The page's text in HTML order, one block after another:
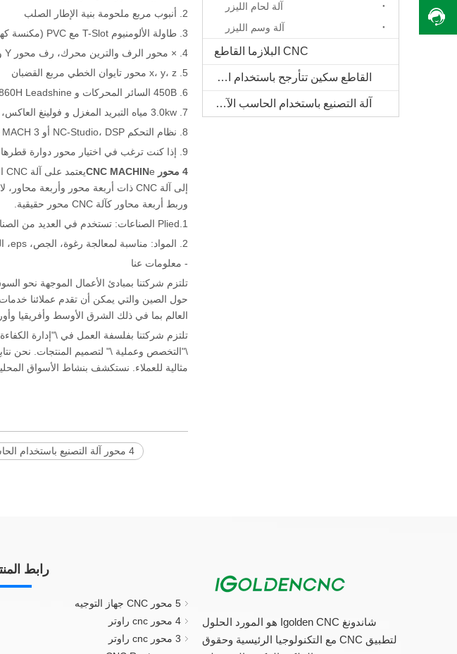
2. أنبوب مربع ملحومة بنية الإطار الصلب
3. طاولة الألومنيوم T-Slot مع PVC (مكنسة كهربائية مع مضخة فراغ اختيارية)
4. × محور الرف والترين محرك، رف محور Y وقيادة بترول و z محور الكرة المسمار
5. x، y، z محور تايوان الخطي مربع القضبان
6. 450B السائر المحركات و MA860H Leadshine سائق أو محرك سيرفو وسائق
7. 3.0kw مياه التبريد المغزل و فولينغ العاكس، مغزل أخرى اختياري
8. نظام التحكم NC-Studio، DSP أو MACH 3 هو اختياري
9. إذا كنت ترغب في اختيار محور دوارة قطرها 300 مم، فإن جهاز توجيه المحور الروتاري الجانبي هو اختيار جيد
4 محور CNC MACHIN
e
وربط أربعة محاور كآلة CNC محور حقيقية.
1.Plied الصناعات: تستخدم في العديد من الصناعات، مثل تصميم النموذج الصناعي، الإعلان، الفن، البناء والعديد من الصناعات الأخرى.
2. المواد: مناسبة لمعالجة رغوة، الجص، eps، الخشب، والعديد من المواد الأخرى.
- معلومات عنا
حول الصين والتي يمكن أن تقدم عملائنا خدمات
العالم بما في ذلك الشرق الأوسط وأفريقيا
تلتزم شركتنا بفلسفة العمل في \"إدارة
\"التخصص وعملية \" لتصميم المنتجات. نحن
مثالية للعملاء. نستكشف بنشاط الأسواق
4 محور آلة التصنيع باستخدام الحاسب الآلي للبيع
آلة لحام الليزر
آلة وسم الليزر
CNC البلازما القاطع
القاطع سكين تتأرجح باستخدام الحاسب الآلي
آلة التصنيع باستخدام الحاسب الآلي الخشب الصلب
شاندونغ Igolden CNC هو المورد الحلول
لتطبيق CNC مع التكنولوجيا الرئيسية وحقوق
رابط
5 محور CNC جهاز التوجيه
4 محور cnc راوتر
3 محور cnc راوتر